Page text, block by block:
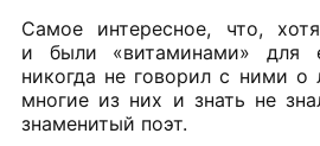
Самое интересное, что,
и были «витаминами» для
никогда не говорил с ними о
многие из них и знать не
знаменитый поэт.